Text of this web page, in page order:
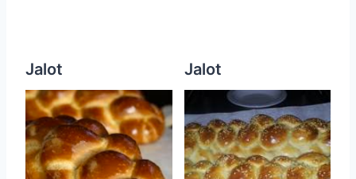
Jalot Jalot